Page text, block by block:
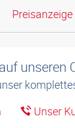
unseren
Unser